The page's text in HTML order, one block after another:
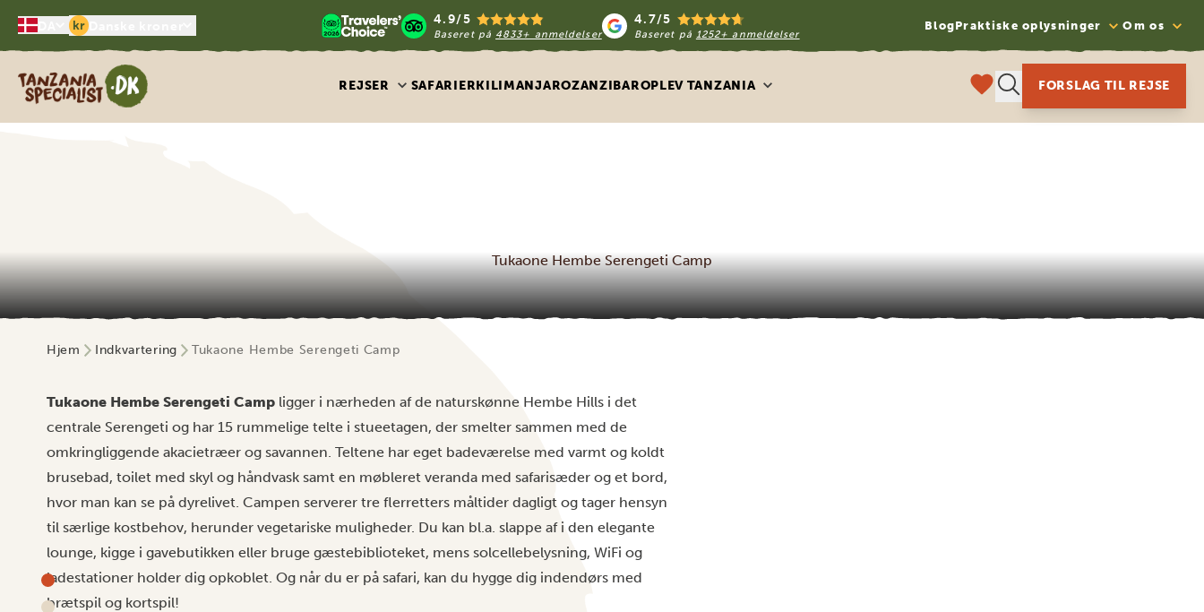
kr 4.9/5
Baseret på 4833+ anmeldelser
4.7/5
Baseret på 1252+ anmeldelser
BlogPraktiske oplysninger Om os
Tanzania Specialist
REJSER SAFARIERKILIMANJAROZANZIBAROPLEV TANZANIA FORSLAG TIL REJSE
Tukaone Hembe Serengeti Camp
Hjem Indkvartering Tukaone Hembe Serengeti Camp
Tukaone Hembe Serengeti Camp ligger i nærheden af de naturskønne Hembe Hills i det
centrale Serengeti og har 15 rummelige telte i stueetagen, der smelter sammen med de
omkringliggende akacietræer og savannen. Teltene har eget badeværelse med varmt og koldt
brusebad, toilet med skyl og håndvask samt en møbleret veranda med safarisæder og et bord,
hvor man kan se på dyrelivet. Campen serverer tre flerretters måltider dagligt og tager hensyn
til særlige kostbehov, herunder vegetariske muligheder. Du kan bl.a. slappe af i den elegante
lounge, kigge i gavebutikken eller bruge gæstebiblioteket, mens solcellebelysning, WiFi og
ladestationer holder dig opkoblet. Og når du er på safari, kan du hygge dig indendørs med
brætspil og kortspil!